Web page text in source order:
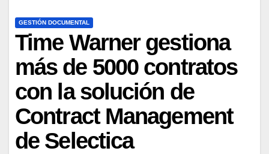
GESTIÓN DOCUMENTAL
Time Warner gestiona
más de 5000 contratos
con la solución de
Contract Management
de Selectica